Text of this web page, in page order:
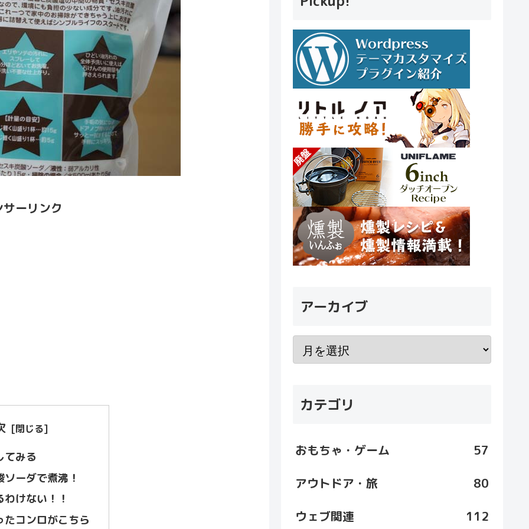
ーリンク
てみる
ーダで煮沸！
けない！！
たコンロがこちら
アーカイブ
カテゴリ
おもちゃ・ゲーム
57
アウトドア・旅
80
ウェブ関連
112